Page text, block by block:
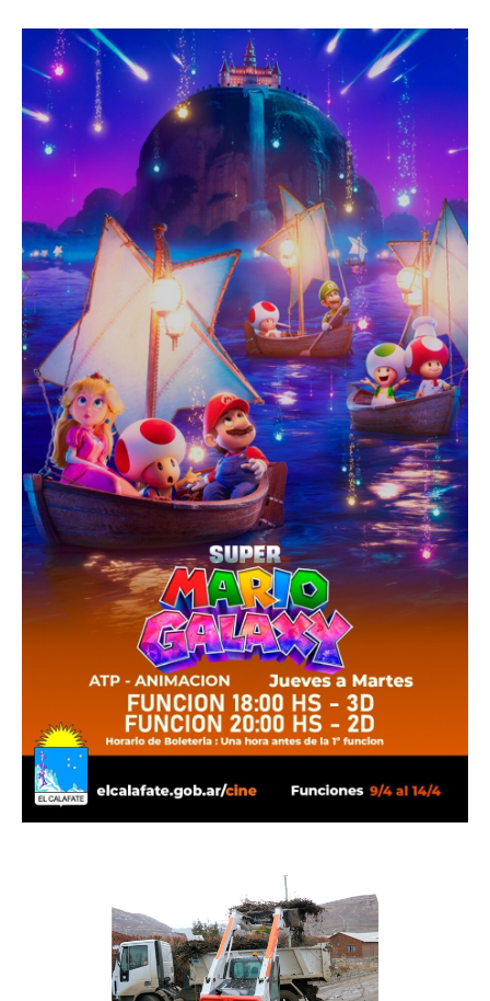
E
A
V
G
C
I
Ó
N